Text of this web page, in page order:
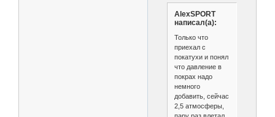
AlexSPORT
написал(а):
Только что
приехал с
покатухи и понял
что давление в
покрах надо
немного
добавить, сейчас
2,5 атмосферы,